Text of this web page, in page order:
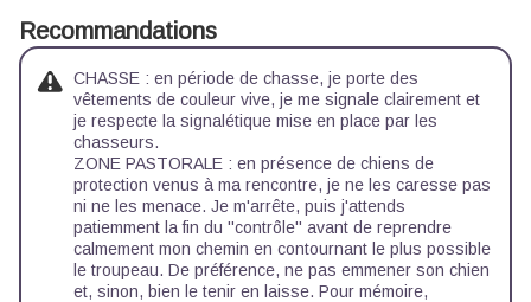
Recommandations
CHASSE : en période de chasse, je porte des
vêtements de couleur vive, je me signale clairement et
je respecte la signalétique mise en place par les
chasseurs.
ZONE PASTORALE : en présence de chiens de
protection venus à ma rencontre, je ne les caresse pas
ni ne les menace. Je m'arrête, puis j'attends
patiemment la fin du ''contrôle'' avant de reprendre
calmement mon chemin en contournant le plus possible
le troupeau. De préférence, ne pas emmener son chien
et, sinon, bien le tenir en laisse. Pour mémoire,